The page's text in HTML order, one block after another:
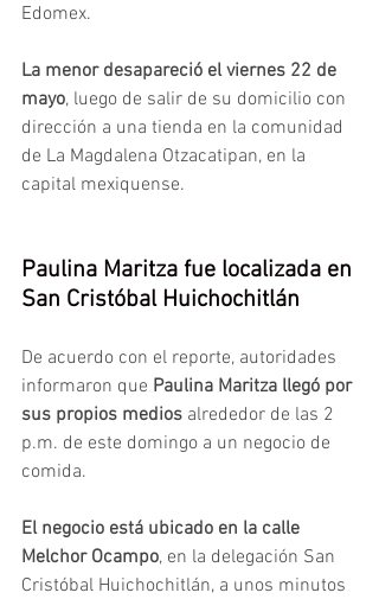
Edomex.
La menor desapareció el viernes 22 de
mayo, luego de salir de su domicilio con
dirección a una tienda en la comunidad
de La Magdalena Otzacatipan, en la
capital mexiquense.
Paulina Maritza fue localizada en
San Cristóbal Huichochitlán
De acuerdo con el reporte, autoridades
informaron que Paulina Maritza llegó por
sus propios medios alrededor de las 2
p.m. de este domingo a un negocio de
comida.
El negocio está ubicado en la calle
Melchor Ocampo, en la delegación San
Cristóbal Huichochitlán, a unos minutos